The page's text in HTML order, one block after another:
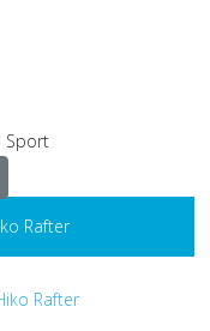
Sport
Rafter